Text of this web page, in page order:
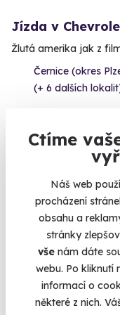
Ctíme
Náš web
procházení
obsahu a
stránky
vše nám dáte
webu. Po kliknutí
informací o
některé z nich.
Jízda v
Žlutá amerika jak z
Černice (okres
(+ 6 dalších
Volný termín už